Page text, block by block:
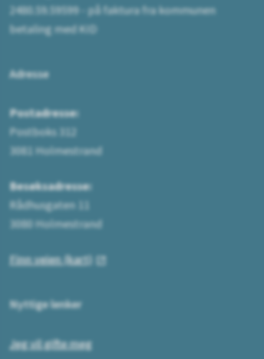
2480.59.59599 - på faktura fra kommunen
betaling med KID
Adresse
Postadresse:
Postboks 312
3081 Holmestrand
Besøksadresse:
Rådhusgaten 11
3080 Holmestrand
Finn veien (kart)
Nyttige lenker
Jeg vil gifte meg